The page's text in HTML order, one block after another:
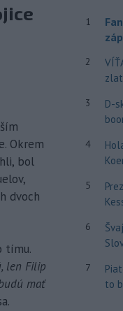
Okrem
bol
dvoch
tímu.
len Filip
mať
1
2
3
D-
4
5
6
7
to